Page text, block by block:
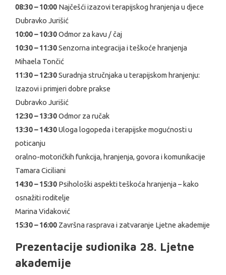
08:30 – 10:00 Najčešći izazovi terapijskog hranjenja u djece
Dubravko Jurišić
10:00 – 10:30Odmor za kavu / čaj
10:30 – 11:30Senzorna integracija i teškoće hranjenja
Mihaela Tončić
11:30 – 12:30Suradnja stručnjaka u terapijskom hranjenju:
Izazovi i primjeri dobre prakse
Dubravko Jurišić
12:30 – 13:30Odmor za ručak
13:30 – 14:30Uloga logopeda i terapijske mogućnosti u
poticanju
oralno-motoričkih funkcija, hranjenja, govora i komunikacije
Tamara Ciciliani
14:30 – 15:30 Psihološki aspekti teškoća hranjenja – kako
osnažiti roditelje
Marina Vidaković
15:30 – 16:00 Završna rasprava i zatvaranje Ljetne akademije
Prezentacije sudionika 28. Ljetne
akademije